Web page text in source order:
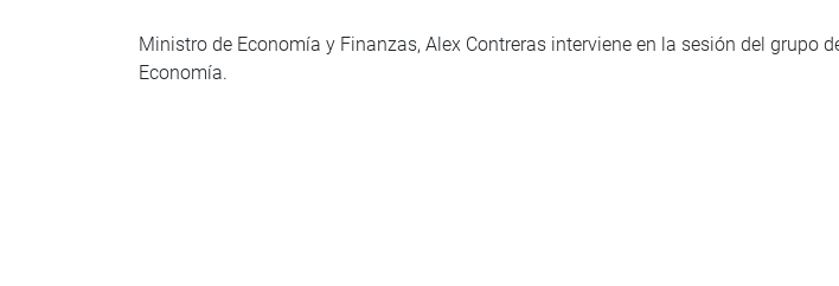
Ministro de Economía y Finanzas, Alex Contreras interviene en la sesión del
Economía.